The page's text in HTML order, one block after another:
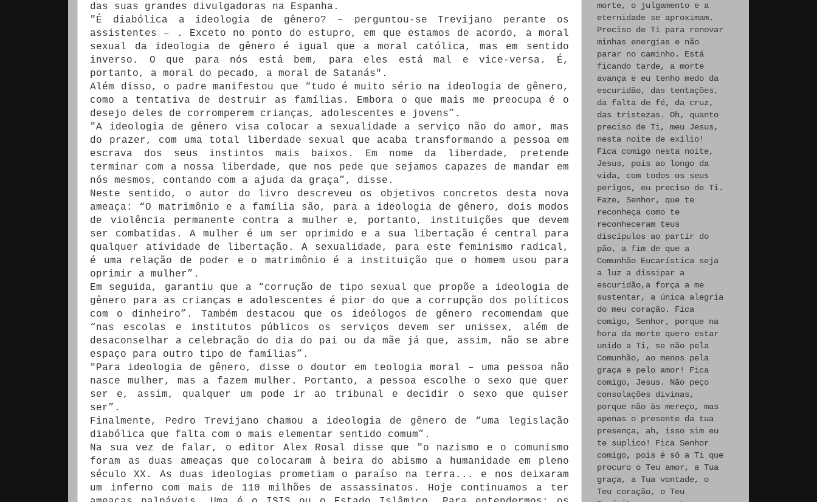
das suas grandes divulgadoras na Espanha.
"É diabólica a ideologia de gênero? – perguntou-se Trevijano perante os
assistentes – . Exceto no ponto do estupro, em que estamos de acordo, a moral
sexual da ideologia de gênero é igual que a moral católica, mas em sentido
inverso. O que para nós está bem, para eles está mal e vice-versa. É,
portanto, a moral do pecado, a moral de Satanás".
Além disso, o padre manifestou que “tudo é muito sério na ideologia de gênero,
como a tentativa de destruir as famílias. Embora o que mais me preocupa é o
desejo deles de corromperem crianças, adolescentes e jovens”.
"A ideologia de gênero visa colocar a sexualidade a serviço não do amor, mas
do prazer, com uma total liberdade sexual que acaba transformando a pessoa em
escrava dos seus instintos mais baixos. Em nome da liberdade, pretende
terminar com a nossa liberdade, que nos pede que sejamos capazes de mandar em
nós mesmos, contando com a ajuda da graça”, disse.
Neste sentido, o autor do livro descreveu os objetivos concretos desta nova
ameaça: “O matrimônio e a família são, para a ideologia de gênero, dois modos
de violência permanente contra a mulher e, portanto, instituições que devem
ser combatidas. A mulher é um ser oprimido e a sua libertação é central para
qualquer atividade de libertação. A sexualidade, para este feminismo radical,
é uma relação de poder e o matrimônio é a instituição que o homem usou para
oprimir a mulher”.
Em seguida, garantiu que a “corrução de tipo sexual que propõe a ideologia de
gênero para as crianças e adolescentes é pior do que a corrupção dos políticos
com o dinheiro”. Também destacou que os ideólogos de gênero recomendam que
“nas escolas e institutos públicos os serviços devem ser unissex, além de
desaconselhar a celebração do dia do pai ou da mãe já que, assim, não se abre
espaço para outro tipo de famílias”.
"Para ideologia de gênero, disse o doutor em teologia moral – uma pessoa não
nasce mulher, mas a fazem mulher. Portanto, a pessoa escolhe o sexo que quer
ser e, assim, qualquer um pode ir ao tribunal e decidir o sexo que quiser
ser”.
Finalmente, Pedro Trevijano chamou a ideologia de gênero de “uma legislação
diabólica que falta com o mais elementar sentido comum”.
Na sua vez de falar, o editor Alex Rosal disse que "o nazismo e o comunismo
foram as duas ameaças que colocaram à beira do abismo a humanidade em pleno
século XX. As duas ideologias prometiam o paraíso na terra... e nos deixaram
um inferno com mais de 110 milhões de assassinatos. Hoje continuamos a ter
morte, o julgamento e a
eternidade se aproximam.
Preciso de Ti para renovar
minhas energias e não
parar no caminho. Está
ficando tarde, a morte
avança e eu tenho medo da
escuridão, das tentações,
da falta de fé, da cruz,
das tristezas. Oh, quanto
preciso de Ti, meu Jesus,
nesta noite de exílio!
Fica comigo nesta noite,
Jesus, pois ao longo da
vida, com todos os seus
perigos, eu preciso de Ti.
Faze, Senhor, que te
reconheça como te
reconheceram teus
discípulos ao partir do
pão, a fim de que a
Comunhão Eucarística seja
a luz a dissipar a
escuridão,a força a me
sustentar, a única alegria
do meu coração. Fica
comigo, Senhor, porque na
hora da morte quero estar
unido a Ti, se não pela
Comunhão, ao menos pela
graça e pelo amor! Fica
comigo, Jesus. Não peço
consolações divinas,
porque não às mereço, mas
apenas o presente da tua
presença, ah, isso sim eu
te suplico! Fica Senhor
comigo, pois é só a Ti que
procuro o Teu amor, a Tua
graça, a Tua vontade, o
Teu coração, o Teu